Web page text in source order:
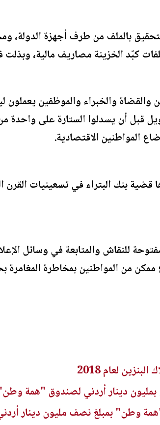
بالملف من طرف أجهزة الدولة،
كبّد الخزينة مصاريف مالية،
والخبراء والموظفين يعملون
قبل أن يسدلوا الستارة على واحدة
المواطنين الاقتصادية.
قضية بنك البتراء في تسعينيات
للنقاش والمتابعة في وسائل
من المواطنين بمخاطرة المغامرة
لعام 2018
بمليون دينار أردني لصندوق "همة
وطن" بمبلغ نصف مليون دينار